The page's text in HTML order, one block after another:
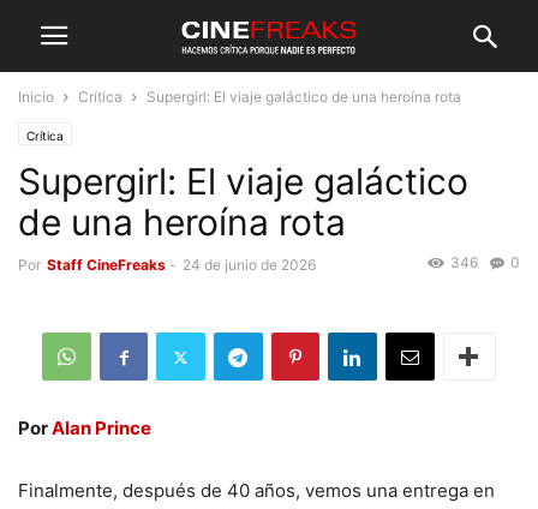
Inicio Crítica Supergirl: El viaje galáctico de una heroína rota
Crítica
Supergirl: El viaje galáctico
de una heroína rota
Por Staff CineFreaks - 24 de junio de 2026 0
346
PorAlan Prince
Finalmente, después de 40 años, vemos una entrega en